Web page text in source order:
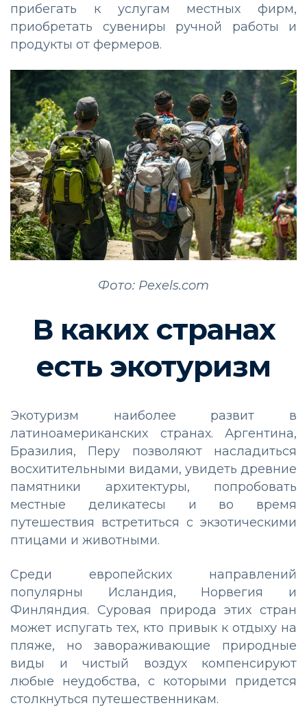
прибегать к услугам местных фирм,
приобретать сувениры ручной работы и
продукты от фермеров.
Фото: Pexels.com
В каких странах
есть экотуризм
Экотуризм наиболее развит в
латиноамериканских странах. Аргентина,
Бразилия, Перу позволяют насладиться
восхитительными видами, увидеть древние
памятники архитектуры, попробовать
местные деликатесы и во время
путешествия встретиться с экзотическими
птицами и животными.
Среди европейских направлений
популярны Исландия, Норвегия и
Финляндия. Суровая природа этих стран
может испугать тех, кто привык к отдыху на
пляже, но завораживающие природные
виды и чистый воздух компенсируют
любые неудобства, с которыми придется
столкнуться путешественникам.